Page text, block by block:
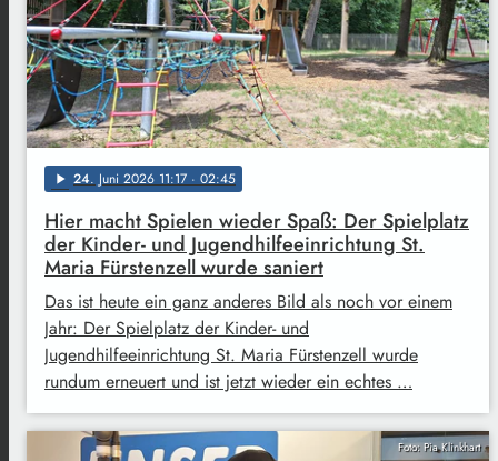
play_arrow 24. Juni 2026 11:17 · 02:45
Hier macht Spielen wieder Spaß: Der Spielplatz
der Kinder- und Jugendhilfeeinrichtung St.
Maria Fürstenzell wurde saniert
Das ist heute ein ganz anderes Bild als noch vor einem
Jahr: Der Spielplatz der Kinder- und
Jugendhilfeeinrichtung St. Maria Fürstenzell wurde
rundum erneuert und ist jetzt wieder ein echtes …
Foto: Pia Klinkhart